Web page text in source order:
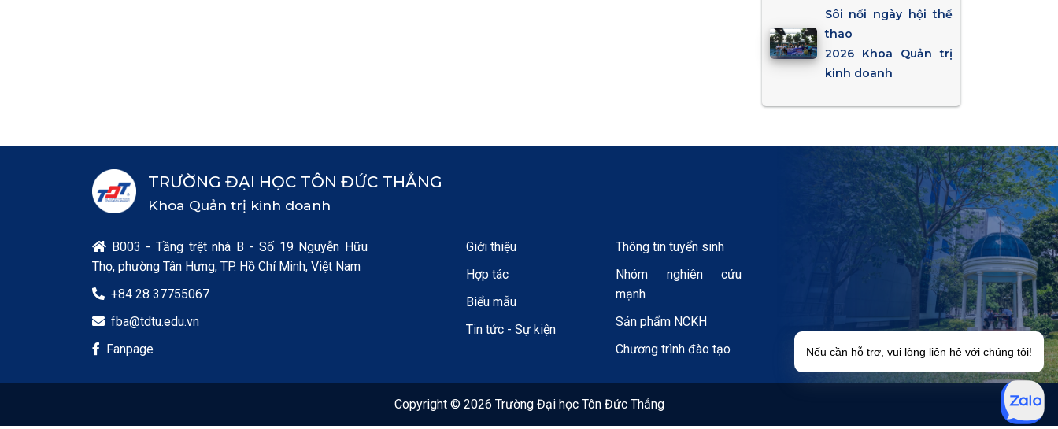
Sôi nổi ngày hội thể
thao
2026 Khoa Quản trị
kinh doanh
Nếu cần hỗ trợ, vui lòng liên hệ với chúng tôi!
TRƯỜNG ĐẠI HỌC TÔN ĐỨC THẮNG
Khoa Quản trị kinh doanh
 B003 - Tầng trệt nhà B - Số 19 Nguyễn Hữu
Thọ, phường Tân Hưng, TP. Hồ Chí Minh, Việt Nam
 +84 28 37755067
 fba@tdtu.edu.vn
 Fanpage
Giới thiệu
Hợp tác
Biểu mẫu
Tin tức - Sự kiện
Thông tin tuyển sinh
Nhóm nghiên cứu
mạnh
Sản phẩm NCKH
Chương trình đào tạo
Copyright © 2026 Trường Đại học Tôn Đức Thắng